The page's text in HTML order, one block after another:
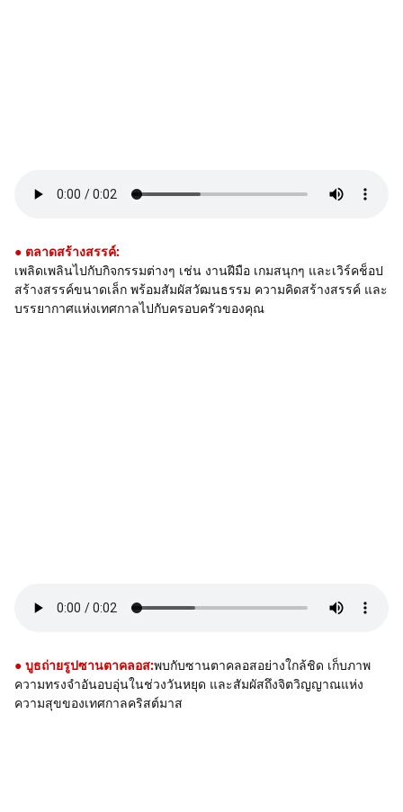
● ตลาดสร้างสรรค์:
เพลิดเพลินไปกับกิจกรรมต่างๆ เช่น งานฝีมือ เกมสนุกๆ และเวิร์คช็อป
สร้างสรรค์ขนาดเล็ก พร้อมสัมผัสวัฒนธรรม ความคิดสร้างสรรค์ และ
บรรยากาศแห่งเทศกาลไปกับครอบครัวของคุณ
● บูธถ่ายรูปซานตาคลอส:พบกับซานตาคลอสอย่างใกล้ชิด เก็บภาพ
ความทรงจำอันอบอุ่นในช่วงวันหยุด และสัมผัสถึงจิตวิญญาณแห่ง
ความสุขของเทศกาลคริสต์มาส